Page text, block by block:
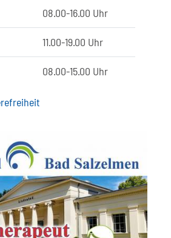
08.00-16.00 Uhr
11.00-19.00 Uhr
08.00-15.00 Uhr